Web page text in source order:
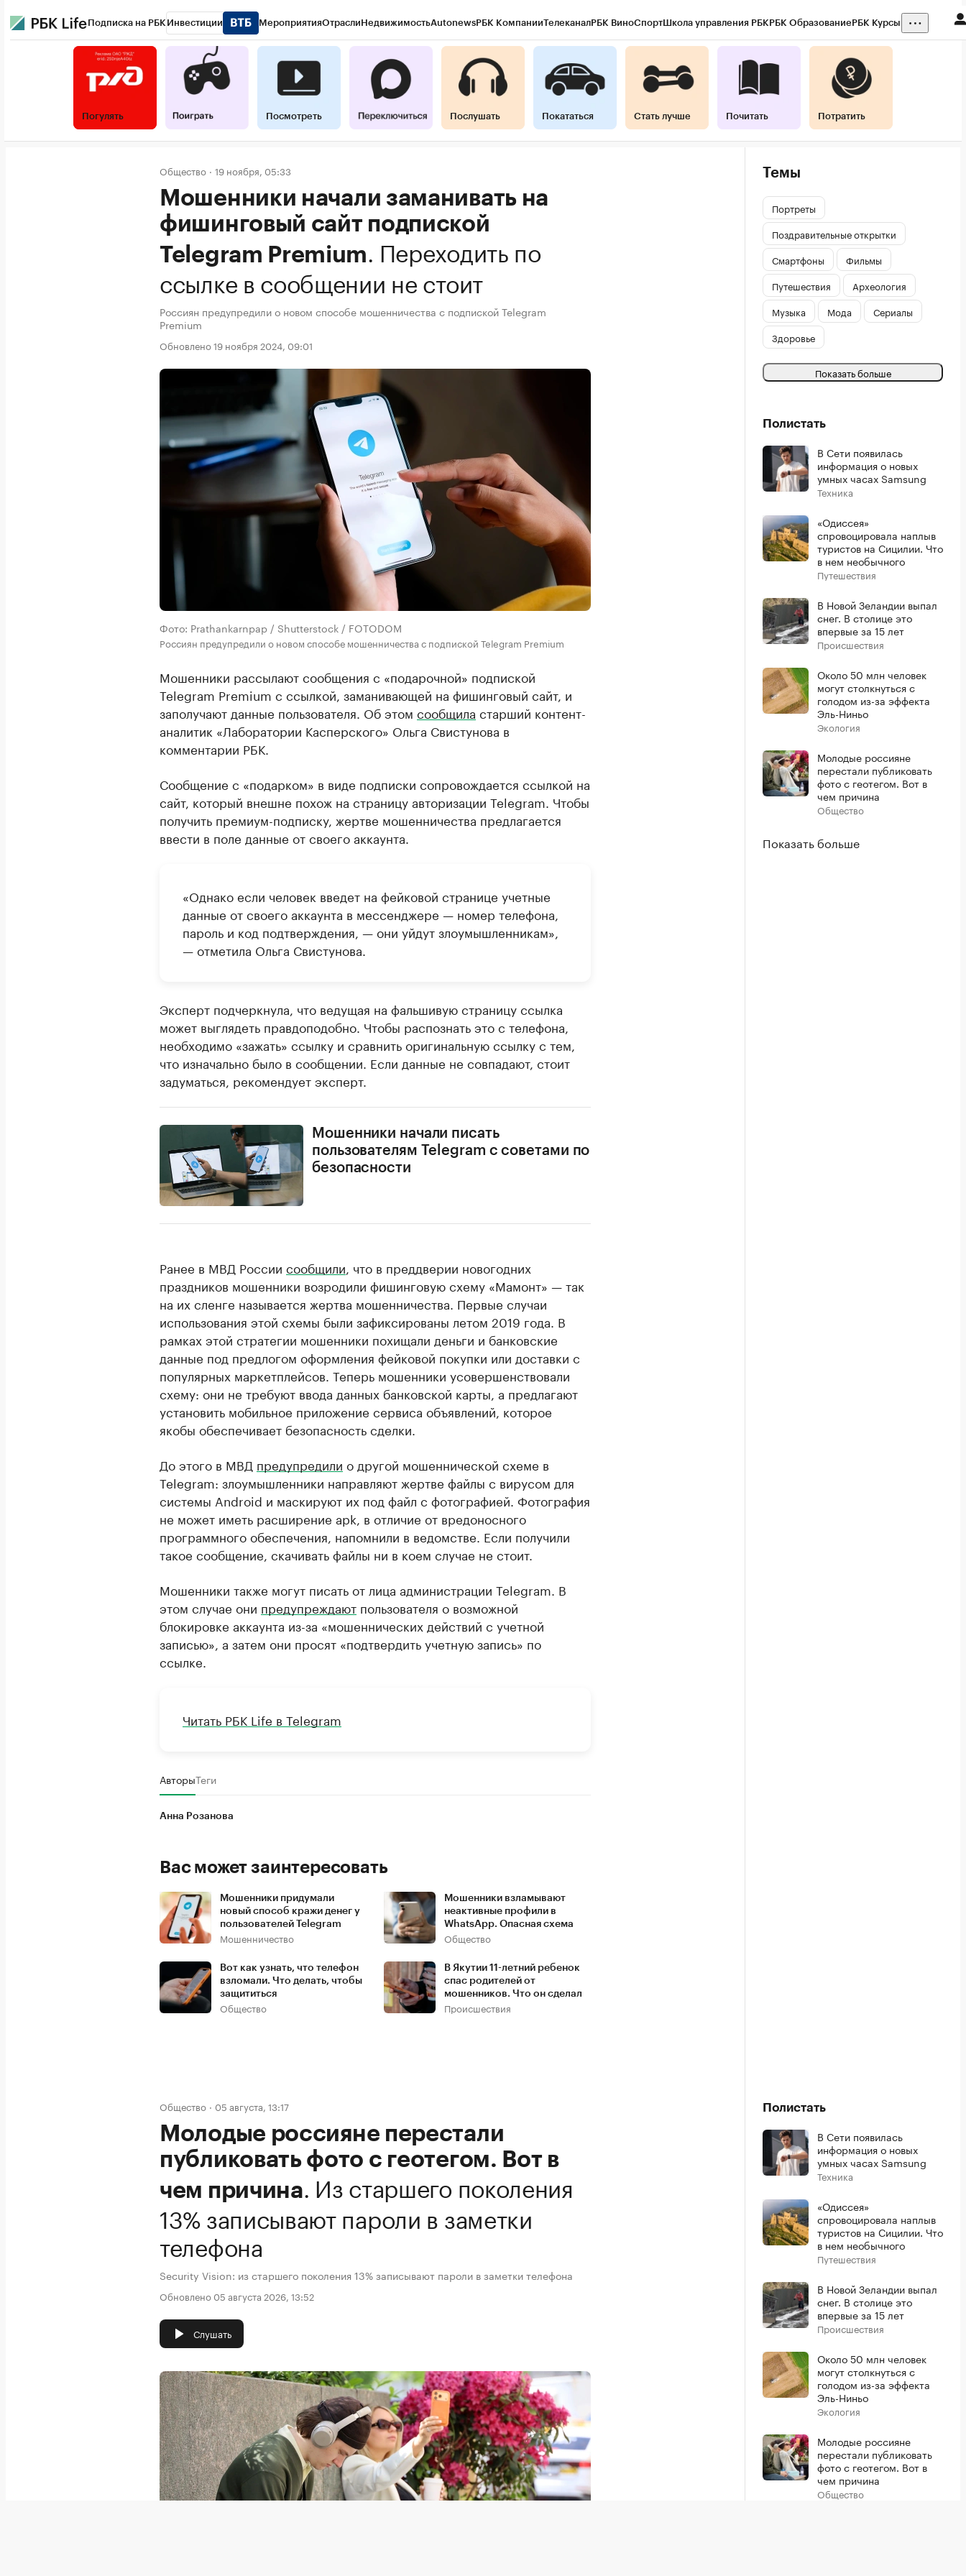
Подписка на РБК Инвестиции МероприятияОтраслиНедвижимостьAutonewsРБК КомпанииТелеканалРБК ВиноСпортШкола управления РБКРБК ОбразованиеРБК Курсы
Погулять Посмотреть Послушать Покататься Стать лучше Почитать Потратить
Общество 19 ноября, 05:33
Мошенники начали заманивать на
фишинговый сайт подпиской
Telegram Premium. Переходить по
ссылке в сообщении не стоит
Россиян предупредили о новом способе мошенничества с подпиской Telegram
Premium
Обновлено 19 ноября 2024, 09:01
Фото: Prathankarnpap / Shutterstock / FOTODOM
Россиян предупредили о новом способе мошенничества с подпиской Telegram Premium
Мошенники рассылают сообщения с «подарочной» подпиской
Telegram Premium с ссылкой, заманивающей на фишинговый сайт, и
заполучают данные пользователя. Об этом сообщила старший контент-
аналитик «Лаборатории Касперского» Ольга Свистунова в
комментарии РБК.
Сообщение с «подарком» в виде подписки сопровождается ссылкой на
сайт, который внешне похож на страницу авторизации Telegram. Чтобы
получить премиум-подписку, жертве мошенничества предлагается
ввести в поле данные от своего аккаунта.
«Однако если человек введет на фейковой странице учетные
данные от своего аккаунта в мессенджере — номер телефона,
пароль и код подтверждения, — они уйдут злоумышленникам»,
— отметила Ольга Свистунова.
Эксперт подчеркнула, что ведущая на фальшивую страницу ссылка
может выглядеть правдоподобно. Чтобы распознать это с телефона,
необходимо «зажать» ссылку и сравнить оригинальную ссылку с тем,
что изначально было в сообщении. Если данные не совпадают, стоит
задуматься, рекомендует эксперт.
Мошенники начали писать
пользователям Telegram с советами по
безопасности
Ранее в МВД России сообщили , что в преддверии новогодних
праздников мошенники возродили фишинговую схему «Мамонт» — так
на их сленге называется жертва мошенничества. Первые случаи
использования этой схемы были зафиксированы летом 2019 года. В
рамках этой стратегии мошенники похищали деньги и банковские
данные под предлогом оформления фейковой покупки или доставки с
популярных маркетплейсов. Теперь мошенники усовершенствовали
схему: они не требуют ввода данных банковской карты, а предлагают
установить мобильное приложение сервиса объявлений, которое
якобы обеспечивает безопасность сделки.
До этого в МВД предупредили о другой мошеннической схеме в
Telegram: злоумышленники направляют жертве файлы с вирусом для
системы Android и маскируют их под файл с фотографией. Фотография
не может иметь расширение apk, в отличие от вредоносного
программного обеспечения, напомнили в ведомстве. Если получили
такое сообщение, скачивать файлы ни в коем случае не стоит.
Мошенники также могут писать от лица администрации Telegram. В
этом случае они предупреждают пользователя о возможной
блокировке аккаунта из-за «мошеннических действий с учетной
записью», а затем они просят «подтвердить учетную запись» по
ссылке.
Читать РБК Life в Telegram
АвторыТеги
Анна Розанова
Вас может заинтересовать
Мошенники придумали
новый способ кражи денег у
пользователей Telegram
Мошенничество
Мошенники взламывают
неактивные профили в
WhatsApp. Опасная схема
Общество
Вот как узнать, что телефон
взломали. Что делать, чтобы
защититься
Общество
В Якутии 11-летний ребенок
спас родителей от
мошенников. Что он сделал
Происшествия
Темы
Портреты
Поздравительные открытки
Смартфоны
Фильмы
Путешествия
Археология
Музыка
Мода
Сериалы
Здоровье
Показать больше
Полистать
В Сети появилась
информация о новых
умных часах Samsung
Техника
«Одиссея»
спровоцировала наплыв
туристов на Сицилии. Что
в нем необычного
Путешествия
В Новой Зеландии выпал
снег. В столице это
впервые за 15 лет
Происшествия
Около 50 млн человек
могут столкнуться с
голодом из-за эффекта
Эль-Ниньо
Экология
Молодые россияне
перестали публиковать
фото с геотегом. Вот в
чем причина
Общество
Показать больше
Общество 05 августа, 13:17
Молодые россияне перестали
публиковать фото с геотегом. Вот в
чем причина. Из старшего поколения
13% записывают пароли в заметки
телефона
Security Vision: из старшего поколения 13% записывают пароли в заметки телефона
Обновлено 05 августа 2026, 13:52
Слушать
Полистать
В Сети появилась
информация о новых
умных часах Samsung
Техника
«Одиссея»
спровоцировала наплыв
туристов на Сицилии. Что
в нем необычного
Путешествия
В Новой Зеландии выпал
снег. В столице это
впервые за 15 лет
Происшествия
Около 50 млн человек
могут столкнуться с
голодом из-за эффекта
Эль-Ниньо
Экология
Молодые россияне
перестали публиковать
фото с геотегом. Вот в
чем причина
Общество